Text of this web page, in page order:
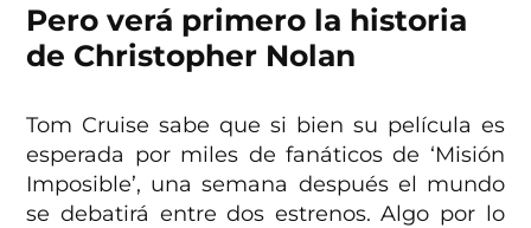
Pero verá primero la historia
de Christopher Nolan
Tom Cruise sabe que si bien su película es
esperada por miles de fanáticos de ‘Misión
Imposible’, una semana después el mundo
se debatirá entre dos estrenos. Algo por lo